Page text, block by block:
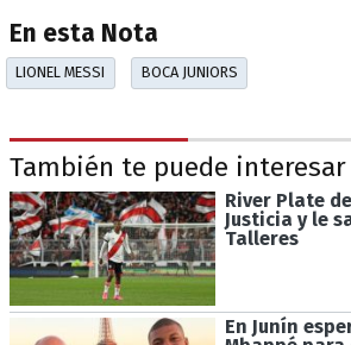
En esta Nota
LIONEL MESSI BOCA JUNIORS
También te puede interesar
River Plate
Justicia y le
Talleres
En Junín